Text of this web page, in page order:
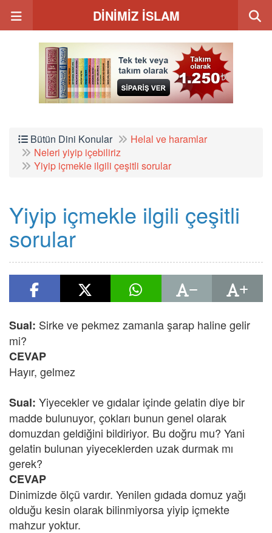
DİNİMİZ İSLAM
Bütün Dini Konular
Helal ve haramlar
Neleri yiyip içebiliriz
Yiyip içmekle ilgili çeşitli sorular
Yiyip içmekle ilgili çeşitli
sorular
Sual: Sirke ve pekmez zamanla şarap haline gelir
mi?
CEVAP
Hayır, gelmez
Sual: Yiyecekler ve gıdalar içinde gelatin diye bir
madde bulunuyor, çokları bunun genel olarak
domuzdan geldiğini bildiriyor. Bu doğru mu? Yani
gelatin bulunan yiyeceklerden uzak durmak mı
gerek?
CEVAP
Dinimizde ölçü vardır. Yenilen gıdada domuz yağı
olduğu kesin olarak bilinmiyorsa yiyip içmekte
mahzur yoktur.